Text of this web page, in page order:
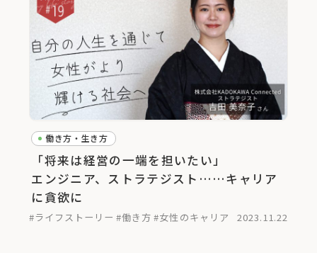
働き方・生き方
「将来は経営の一端を担いたい」
エンジニア、ストラテジスト……キャリア
に貪欲に
#ライフストーリー #働き方 #女性のキャリア 2023.11.22